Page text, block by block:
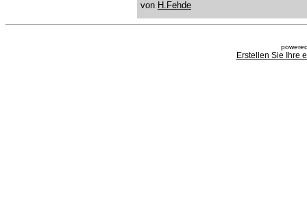
von H.Fehde
Erstellen Sie Ihre